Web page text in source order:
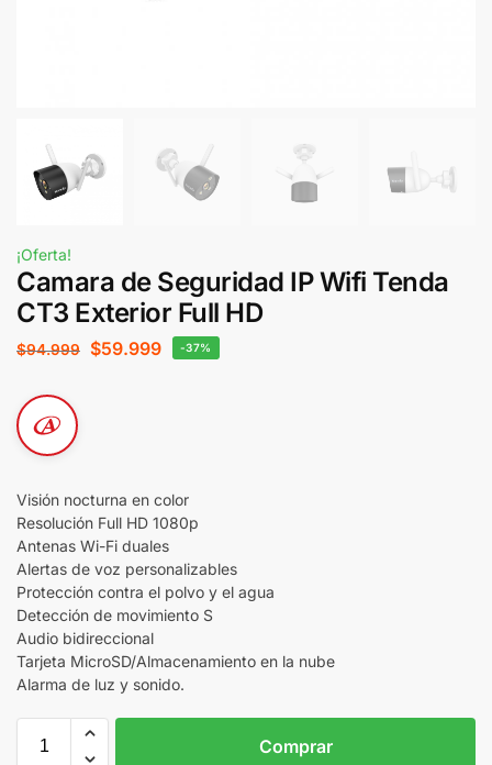
¡Oferta!
Camara de Seguridad IP Wifi Tenda
CT3 Exterior Full HD
$94.999 $59.999 -37%
Visión nocturna en color
Resolución Full HD 1080p
Antenas Wi-Fi duales
Alertas de voz personalizables
Protección contra el polvo y el agua
Detección de movimiento S
Audio bidireccional
Tarjeta MicroSD/Almacenamiento en la nube
Alarma de luz y sonido.
Comprar